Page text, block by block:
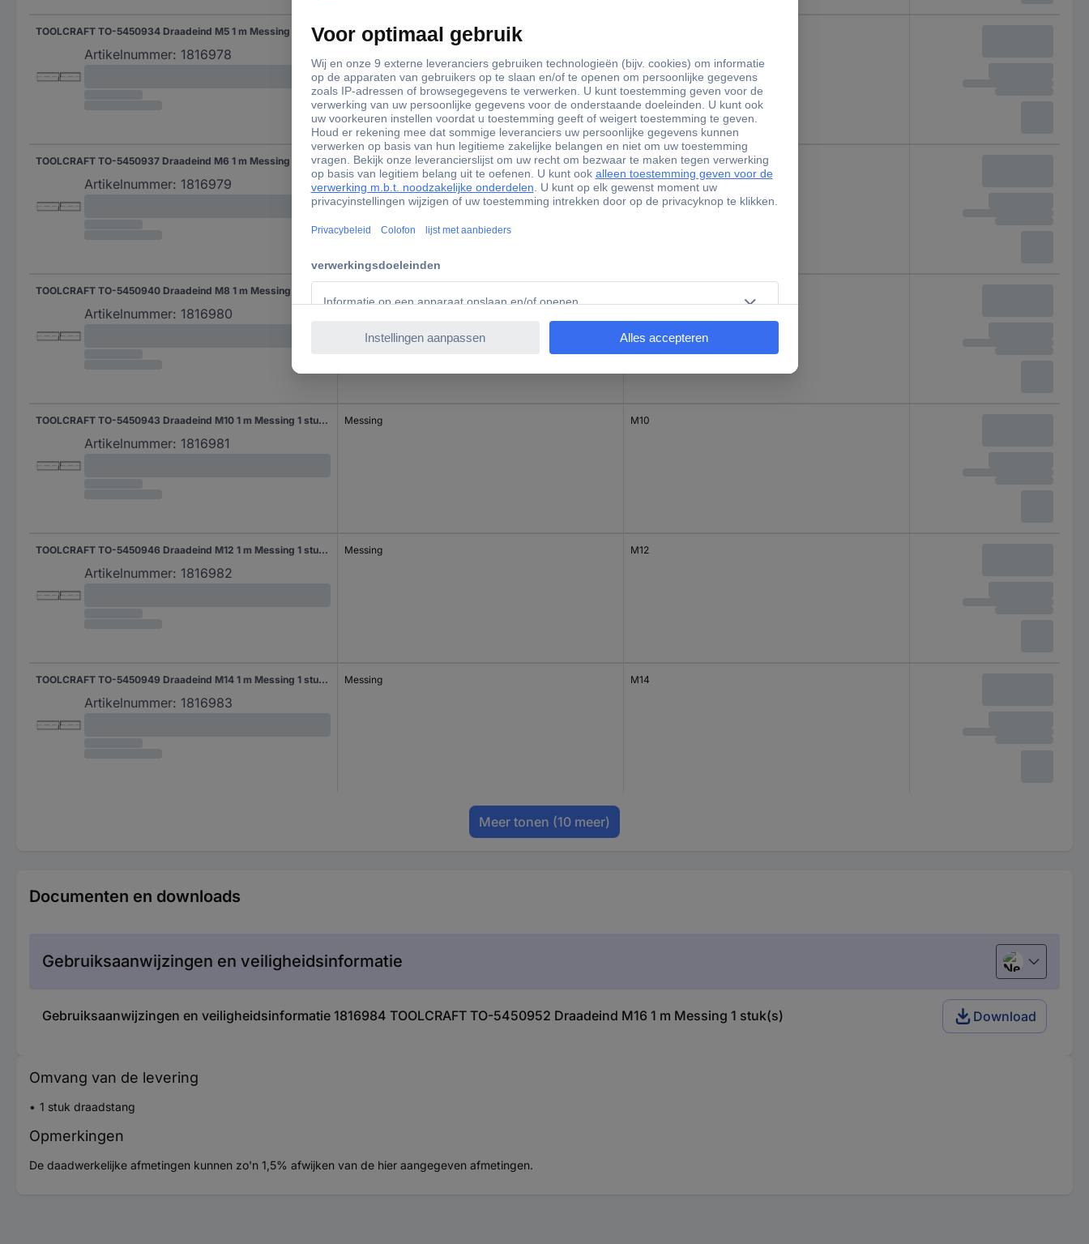
TOOLCRAFT TO-5450934 Draadeind M5 1 m Messing 1 stuk(s)
Artikelnummer: 1816978
Messing
TOOLCRAFT TO-5450937 Draadeind M6 1 m Messing 1 stuk(s)
Artikelnummer: 1816979
Messing M6
Artikelnummer: 1816980
TOOLCRAFT TO-5450943 Draadeind M10 1 m Messing 1 stuk(s)
Artikelnummer: 1816981
Messing M10
TOOLCRAFT TO-5450946 Draadeind M12 1 m Messing 1 stuk(s)
Artikelnummer: 1816982
Messing M12
TOOLCRAFT TO-5450949 Draadeind M14 1 m Messing 1 stuk(s)
Artikelnummer: 1816983
Messing M14
Meer tonen (10 meer)
Documenten en downloads
Gebruiksaanwijzingen en veiligheidsinformatie Nederlands
Gebruiksaanwijzingen en veiligheidsinformatie 1816984 TOOLCRAFT TO-5450952 Draadeind M16 1 m Messing 1 stuk(s) Download
Omvang van de levering
1 stuk draadstang
Opmerkingen
De daadwerkelijke afmetingen kunnen zo'n 1,5% afwijken van de hier aangegeven afmetingen.